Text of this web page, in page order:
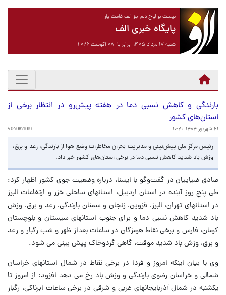
نیست بر لوح دلم جز الف قامت یار
پایگاه خبری الف
شنبه ۱۷ مرداد ۱۴۰۵ برابر با ۰۸ آگوست ۲۰۲۶
بارندگی و کاهش نسبی دما در هفته پیش‌رو در انتظار برخی از
استان‌های کشور
۲۱ شهریور ۱۴۰۴، ۱۰:۲۱ 4040621019
رئیس مرکز ملی پیش‌بینی و مدیریت بحران مخاطرات وضع هوا از بارندگی، رعد و برق،
وزش باد شدید کاهش نسبی دما در برخی استان‌های کشور خبر داد.
صادق ضیاییان در گفت‌وگو با ایسنا، درباره وضعیت جوی کشور اظهار کرد:
طی پنج روز آینده در استان اردبیل، استانهای ساحلی خزر و ارتفاعات البرز
در استانهای تهران، البرز، قزوین، زنجان و سمنان بارندگی، رعد و برق، وزش
باد شدید کاهش نسبی دما و برای جنوب استانهای سیستان و بلوچستان
کرمان، فارس و برخی نقاط هرمزگان در ساعات بعداز ظهر و شب رگبار و رعد
و برق، وزش باد شدید موقت، گاهی گردوخاک پیش بینی می شود.
وی با بیان اینکه امروز و فردا در برخی نقاط در شمال استانهای خراسان
شمالی و خراسان رضوی بارندگی و وزش باد رخ می دهد افزود: از امروز تا
یکشنبه در شمال آذربایجانهای غربی و شرقی در برخی ساعات ابرناکی، رگبار